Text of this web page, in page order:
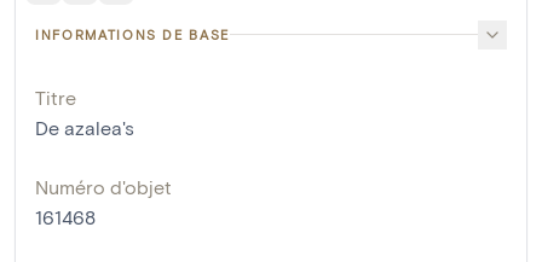
INFORMATIONS DE BASE
Titre
De azalea's
Numéro d'objet
161468